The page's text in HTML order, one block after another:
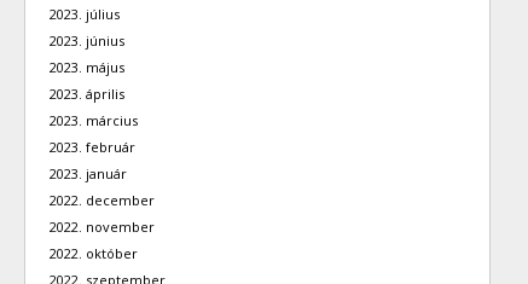
2023. július
2023. június
2023. május
2023. április
2023. március
2023. február
2023. január
2022. december
2022. november
2022. október
2022. szeptember